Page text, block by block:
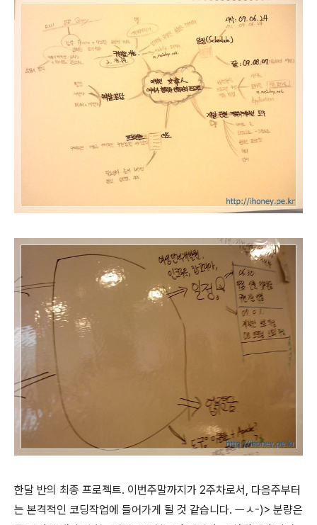
한달 반의 최종 프로젝트. 이번주말까지가 2주차로서, 다음주부터
는 본격적인 코딩작업에 들어가게 될 것 같습니다. ㅡㅅ-)> 분량은